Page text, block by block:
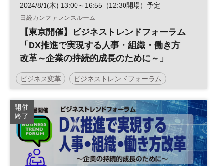
2024/8/1(木) 13:00～16:55（12:30開場）予定
日経カンファレンスルーム
【東京開催】ビジネストレンドフォーラム
「DX推進で実現する人事・組織・働き方
改革～企業の持続的成長のために～」
ビジネス変革 ビジネストレンドフォーラム
従業員エンゲージメント 人的資本経営 働き方改革
人事 テクノロジー 人材活用 組織 DX
開催
終了